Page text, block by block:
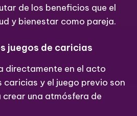
de los beneficios que el
y bienestar como pareja.
juegos de caricias
directamente en el acto
caricias y el juego previo son
una atmósfera de